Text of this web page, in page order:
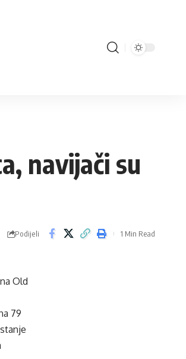
navijači su
Podijeli 1 Min Read
Old
79